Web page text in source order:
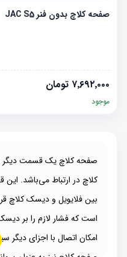
صفحه کلاچ بدون فنر JAC S5
۷٬۶۹۲٬۰۰۰ تومان
موجود
صفحه کلاچ یک قسمت دیگر
کلاچدر ارتباط می‌باشد. این
بین فلایویل و دیسک کلاچ
است که فشار لازم را بر
امکان اتصال با اجزای دیگر